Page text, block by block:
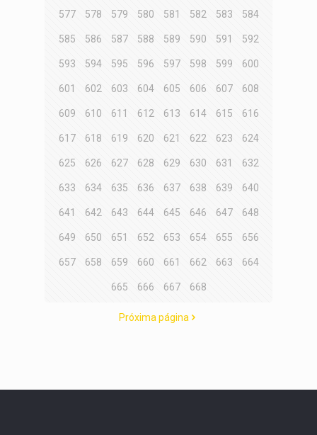
577 578 579 580 581 582 583 584
585 586 587 588 589 590 591 592
593 594 595 596 597 598 599 600
601 602 603 604 605 606 607 608
609 610 611 612 613 614 615 616
617 618 619 620 621 622 623 624
625 626 627 628 629 630 631 632
633 634 635 636 637 638 639 640
641 642 643 644 645 646 647 648
649 650 651 652 653 654 655 656
657 658 659 660 661 662 663 664
665 666 667 668
Próxima página